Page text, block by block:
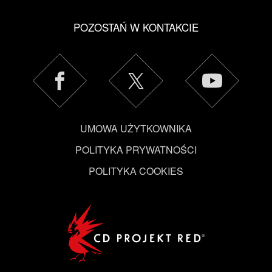
POZOSTAŃ W KONTAKCIE
UMOWA UŻYTKOWNIKA
POLITYKA PRYWATNOŚCI
POLITYKA COOKIES